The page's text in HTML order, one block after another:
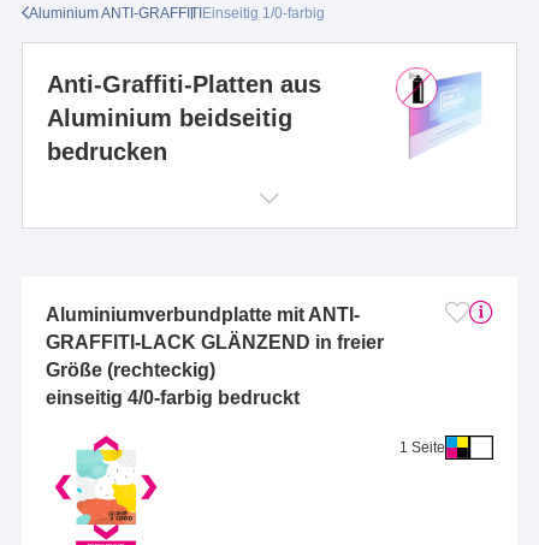
Aluminium ANTI-GRAFFITIEinseitig 1/0-farbig
Anti-Graffiti-Platten aus
Aluminium beidseitig
bedrucken
Aluminiumverbundplatte mit ANTI-
GRAFFITI-LACK GLÄNZEND in freier
Größe (rechteckig)
einseitig 4/0-farbig bedruckt
1 Seite